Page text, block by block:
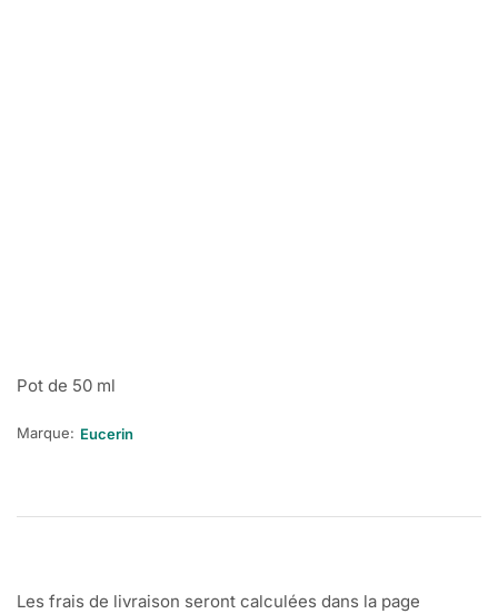
Pot de 50 ml
Marque: Eucerin
Les frais de livraison seront calculées dans la page